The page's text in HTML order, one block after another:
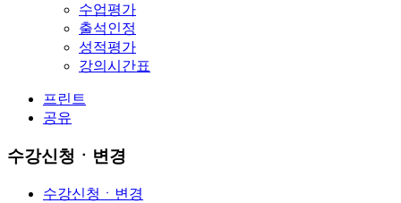
수업평가
출석인정
성적평가
강의시간표
프린트
공유
수강신청ㆍ변경
수강신청ㆍ변경